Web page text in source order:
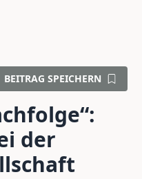
BEITRAG SPEICHERN
der